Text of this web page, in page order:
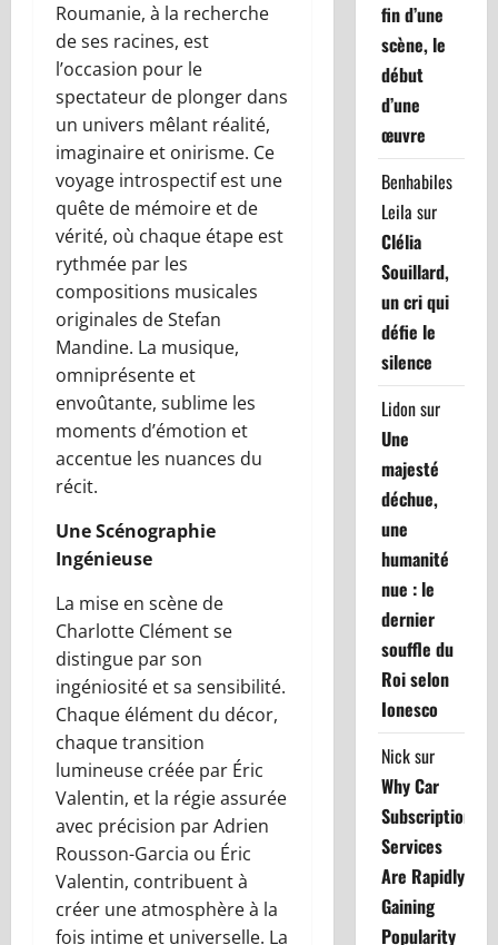
Roumanie, à la recherche
de ses racines, est
l’occasion pour le
spectateur de plonger dans
un univers mêlant réalité,
imaginaire et onirisme. Ce
voyage introspectif est une
quête de mémoire et de
vérité, où chaque étape est
rythmée par les
compositions musicales
originales de Stefan
Mandine. La musique,
omniprésente et
envoûtante, sublime les
moments d’émotion et
accentue les nuances du
récit.
Une Scénographie
Ingénieuse
La mise en scène de
Charlotte Clément se
distingue par son
ingéniosité et sa sensibilité.
Chaque élément du décor,
chaque transition
lumineuse créée par Éric
Valentin, et la régie assurée
avec précision par Adrien
Rousson-Garcia ou Éric
Valentin, contribuent à
créer une atmosphère à la
fois intime et universelle. La
fin d’une
scène, le
début
d’une
œuvre
Benhabiles
Leila sur
Clélia
Souillard,
un cri qui
défie le
silence
Lidonsur
Une
majesté
déchue,
une
humanité
nue : le
dernier
souffle du
Roi selon
Ionesco
Nicksur
Why Car
Subscription
Services
Are Rapidly
Gaining
Popularity